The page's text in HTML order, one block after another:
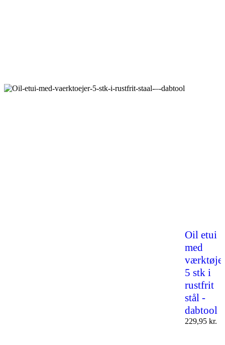
Oil etui
med
5 stk i
rustfrit
stål -
dabtool
229,95 kr.